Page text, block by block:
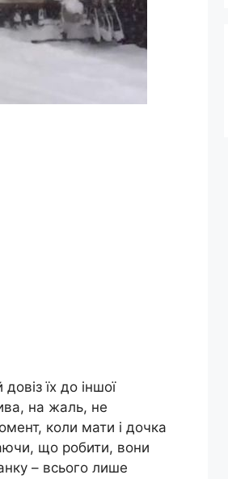
їх до іншої
на жаль, не
коли мати і дочка
що робити, вони
– всього лише